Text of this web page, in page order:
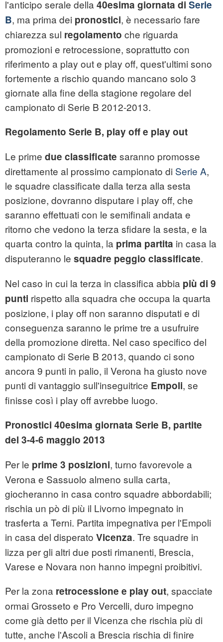
l'anticipo serale della 40esima giornata di Serie
B, ma prima dei pronostici, è necessario fare
chiarezza sul regolamento che riguarda
promozioni e retrocessione, soprattutto con
riferimento a play out e play off, quest'ultimi sono
fortemente a rischio quando mancano solo 3
giornate alla fine della stagione regolare del
campionato di Serie B 2012-2013.
Regolamento Serie B, play off e play out
Le prime due classificate saranno promosse
direttamente al prossimo campionato di Serie A,
le squadre classificate dalla terza alla sesta
posizione, dovranno disputare i play off, che
saranno effettuati con le semifinali andata e
ritorno che vedono la terza sfidare la sesta, e la
quarta contro la quinta, la prima partita in casa la
disputeranno le squadre peggio classificate.
Nel caso in cui la terza in classifica abbia più di 9
punti rispetto alla squadra che occupa la quarta
posizione, i play off non saranno disputati e di
conseguenza saranno le prime tre a usufruire
della promozione diretta. Nel caso specifico del
campionato di Serie B 2013, quando ci sono
ancora 9 punti in palio, il Verona ha giusto nove
punti di vantaggio sull'inseguitrice Empoli, se
finisse così i play off avrebbe luogo.
Pronostici 40esima giornata Serie B, partite
del 3-4-6 maggio 2013
Per le prime 3 posizioni, turno favorevole a
Verona e Sassuolo almeno sulla carta,
giocheranno in casa contro squadre abbordabili;
rischia un pò di più il Livorno impegnato in
trasferta a Terni. Partita impegnativa per l'Empoli
in casa del disperato Vicenza. Tre squadre in
lizza per gli altri due posti rimanenti, Brescia,
Varese e Novara non hanno impegni proibitivi.
Per la zona retrocessione e play out, spacciate
ormai Grosseto e Pro Vercelli, duro impegno
come già detto per il Vicenza che rischia più di
tutte, anche l'Ascoli a Brescia rischia di finire